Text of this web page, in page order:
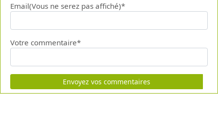
Email(Vous ne serez pas affiché)*
Votre commentaire*
Envoyez vos commentaires